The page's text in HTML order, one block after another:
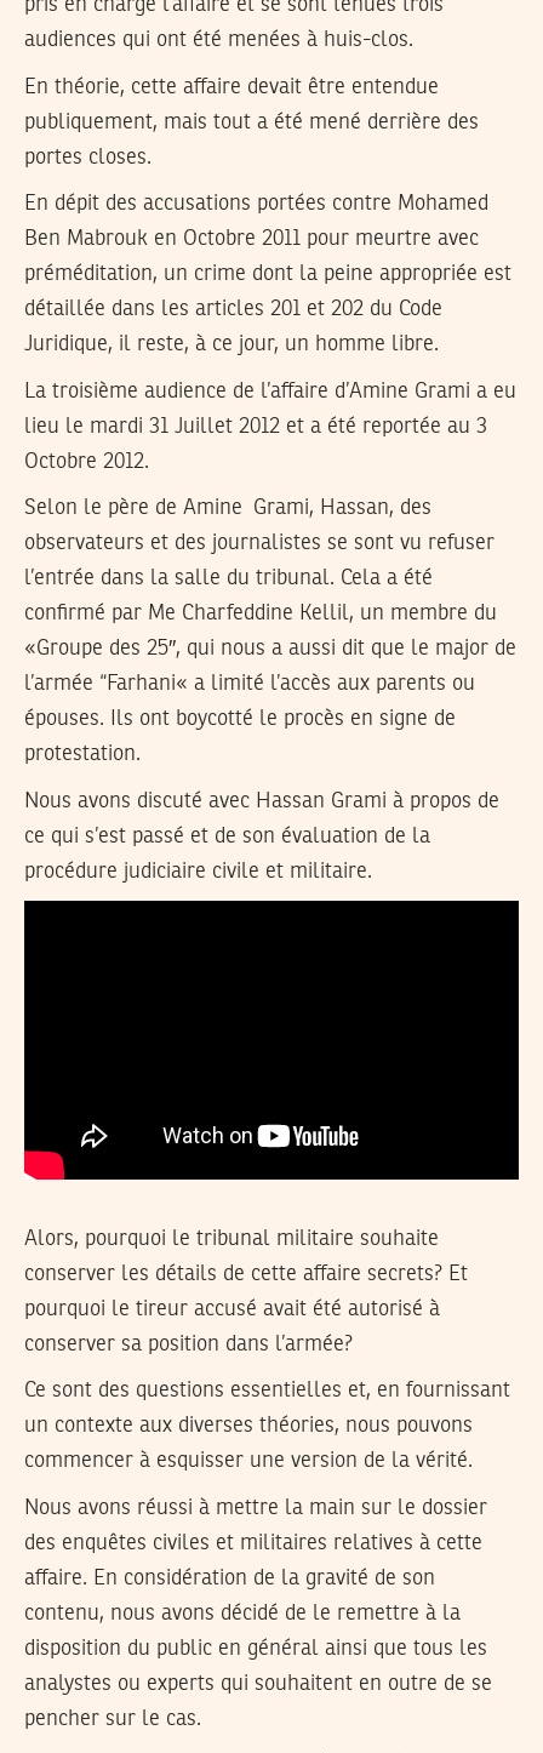
pris en charge l’affaire et se sont tenues trois
audiences qui ont été menées à huis-clos.
En théorie, cette affaire devait être entendue
publiquement, mais tout a été mené derrière des
portes closes.
En dépit des accusations portées contre Mohamed
Ben Mabrouk en Octobre 2011 pour meurtre avec
préméditation, un crime dont la peine appropriée est
détaillée dans les articles 201 et 202 du Code
Juridique, il reste, à ce jour, un homme libre.
La troisième audience de l’affaire d’Amine Grami a eu
lieu le mardi 31 Juillet 2012 et a été reportée au 3
Octobre 2012.
Selon le père de Amine Grami, Hassan, des
observateurs et des journalistes se sont vu refuser
l’entrée dans la salle du tribunal. Cela a été
confirmé par Me Charfeddine Kellil, un membre du
«Groupe des 25″, qui nous a aussi dit que le major de
l’armée “Farhani« a limité l’accès aux parents ou
épouses. Ils ont boycotté le procès en signe de
protestation.
Nous avons discuté avec Hassan Grami à propos de
ce qui s’est passé et de son évaluation de la
procédure judiciaire civile et militaire.
Alors, pourquoi le tribunal militaire souhaite
conserver les détails de cette affaire secrets? Et
pourquoi le tireur accusé avait été autorisé à
conserver sa position dans l’armée?
Ce sont des questions essentielles et, en fournissant
un contexte aux diverses théories, nous pouvons
commencer à esquisser une version de la vérité.
Nous avons réussi à mettre la main sur le dossier
des enquêtes civiles et militaires relatives à cette
affaire. En considération de la gravité de son
contenu, nous avons décidé de le remettre à la
disposition du public en général ainsi que tous les
analystes ou experts qui souhaitent en outre de se
pencher sur le cas.